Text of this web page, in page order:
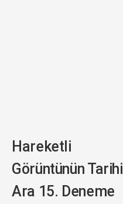
Hareketli
Görüntünün Tarihi
Ara 15. Deneme